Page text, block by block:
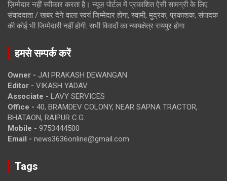
ज़िम्मेदार नहीं स्वीकार करता है। न्यूज़ पोर्टल में प्रकाशित ऐसी सामग्री के लिए
संवाददाता / खबर देने वाला स्वयं जिम्मेदार होगा, स्वामी, मुद्रक, प्रकाशक, संपादक
की कोई भी जिम्मेदारी नहीं होगी. सभी विवादों का न्यायक्षेत्र रायपुर होगा
हमसे सम्पर्क करें
Owner - JAI PRAKASH DEWANGAN
Editor - VIKASH YADAV
Associate - LAVY SERVICES
Office - 40, BRAMDEV COLONY, NEAR SAPNA TRACTOR,
BHATAON, RAIPUR C.G.
Mobile - 9753444500
Email - news3636online@gmail.com
Tags